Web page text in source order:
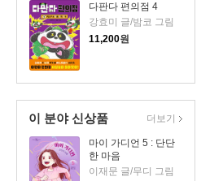
다판다 편의점 4
강효미 글/밤코 그림
11,200원
이 분야 신상품
마이 가디언 5 : 단단
한 마음
이재문 글/무디 그림
더보기